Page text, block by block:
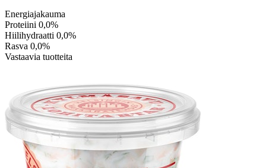
Energiajakauma
Proteiini 0,0%
Hiilihydraatti 0,0%
Rasva 0,0%
Vastaavia tuotteita